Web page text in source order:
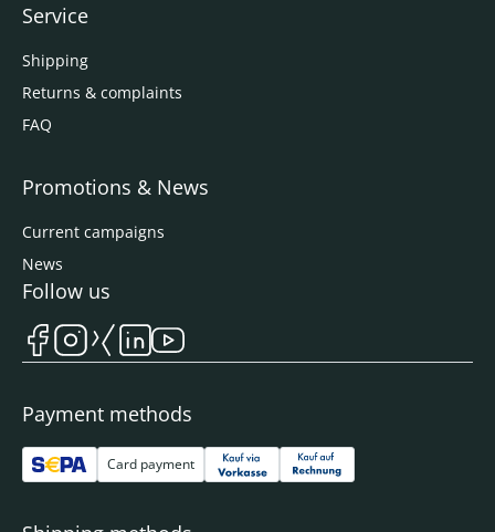
Service
Shipping
Returns & complaints
FAQ
Promotions & News
Current campaigns
News
Payment methods
Card payment
Follow us